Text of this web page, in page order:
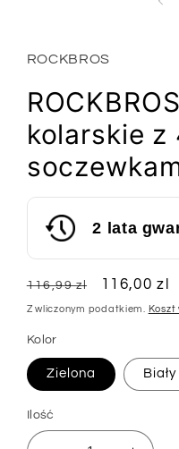
ROCKBROS
kolarskie z
2 lata
Cena
regularna
116,99 zl
Cena
116,00 zl
Z wliczonym podatkiem. Koszt
Kolor
Zielona Biały
Ilość